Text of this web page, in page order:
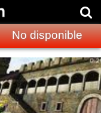
No disponible